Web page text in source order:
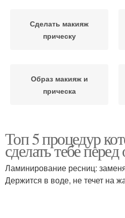
Сделать макияж
прическу
Образ макияж и
прическа
Стилист по прическам и
макияжу
Топ 5 процедур
сделать тебе
Ламинирование ресниц:
Держится в воде, не течет на